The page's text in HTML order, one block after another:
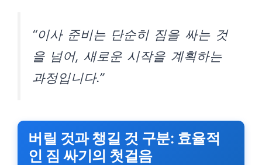
“이사 준비는 단순히 짐을 싸는 것
을 넘어, 새로운 시작을 계획하는
과정입니다.”
버릴 것과 챙길 것 구분: 효율적
인 짐 싸기의 첫걸음